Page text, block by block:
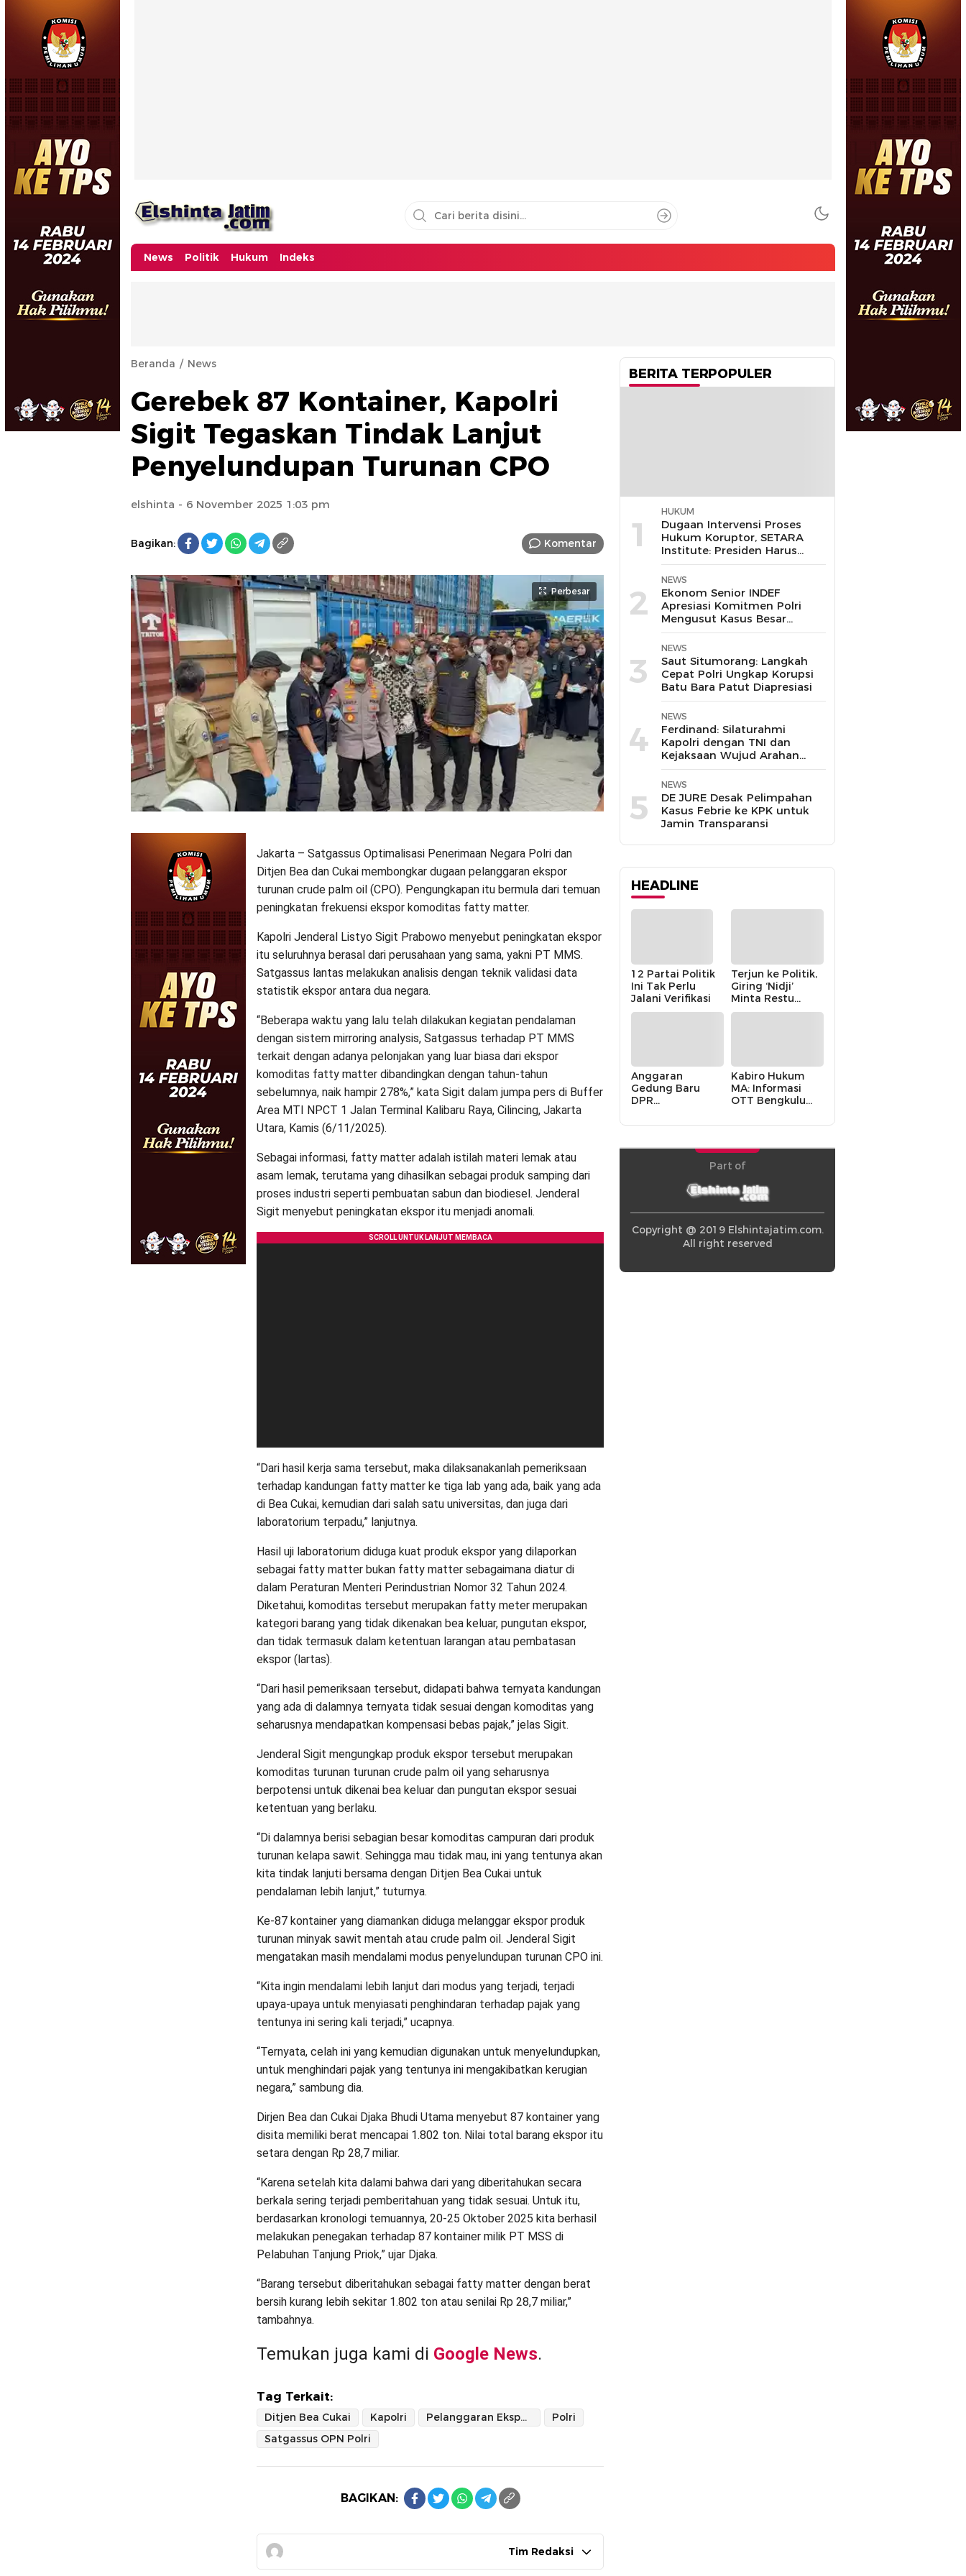
News Politik Hukum Indeks
Beranda News
Gerebek 87 Kontainer, Kapolri
Sigit Tegaskan Tindak Lanjut
Penyelundupan Turunan CPO
elshinta - 6 November 2025 1:03 pm
Bagikan: Komentar
Perbesar
Jakarta – Satgassus Optimalisasi Penerimaan Negara Polri dan
Ditjen Bea dan Cukai membongkar dugaan pelanggaran ekspor
turunan crude palm oil (CPO). Pengungkapan itu bermula dari temuan
peningkatan frekuensi ekspor komoditas fatty matter.
Kapolri Jenderal Listyo Sigit Prabowo menyebut peningkatan ekspor
itu seluruhnya berasal dari perusahaan yang sama, yakni PT MMS.
Satgassus lantas melakukan analisis dengan teknik validasi data
statistik ekspor antara dua negara.
“Beberapa waktu yang lalu telah dilakukan kegiatan pendalaman
dengan sistem mirroring analysis, Satgassus terhadap PT MMS
terkait dengan adanya pelonjakan yang luar biasa dari ekspor
komoditas fatty matter dibandingkan dengan tahun-tahun
sebelumnya, naik hampir 278%,” kata Sigit dalam jumpa pers di Buffer
Area MTI NPCT 1 Jalan Terminal Kalibaru Raya, Cilincing, Jakarta
Utara, Kamis (6/11/2025).
Sebagai informasi, fatty matter adalah istilah materi lemak atau
asam lemak, terutama yang dihasilkan sebagai produk samping dari
proses industri seperti pembuatan sabun dan biodiesel. Jenderal
Sigit menyebut peningkatan ekspor itu menjadi anomali.
“Dari hasil kerja sama tersebut, maka dilaksanakanlah pemeriksaan
terhadap kandungan fatty matter ke tiga lab yang ada, baik yang ada
di Bea Cukai, kemudian dari salah satu universitas, dan juga dari
laboratorium terpadu,” lanjutnya.
Hasil uji laboratorium diduga kuat produk ekspor yang dilaporkan
sebagai fatty matter bukan fatty matter sebagaimana diatur di
dalam Peraturan Menteri Perindustrian Nomor 32 Tahun 2024.
Diketahui, komoditas tersebut merupakan fatty meter merupakan
kategori barang yang tidak dikenakan bea keluar, pungutan ekspor,
dan tidak termasuk dalam ketentuan larangan atau pembatasan
ekspor (lartas).
“Dari hasil pemeriksaan tersebut, didapati bahwa ternyata kandungan
yang ada di dalamnya ternyata tidak sesuai dengan komoditas yang
seharusnya mendapatkan kompensasi bebas pajak,” jelas Sigit.
Jenderal Sigit mengungkap produk ekspor tersebut merupakan
komoditas turunan turunan crude palm oil yang seharusnya
berpotensi untuk dikenai bea keluar dan pungutan ekspor sesuai
ketentuan yang berlaku.
“Di dalamnya berisi sebagian besar komoditas campuran dari produk
turunan kelapa sawit. Sehingga mau tidak mau, ini yang tentunya akan
kita tindak lanjuti bersama dengan Ditjen Bea Cukai untuk
pendalaman lebih lanjut,” tuturnya.
Ke-87 kontainer yang diamankan diduga melanggar ekspor produk
turunan minyak sawit mentah atau crude palm oil. Jenderal Sigit
mengatakan masih mendalami modus penyelundupan turunan CPO ini.
“Kita ingin mendalami lebih lanjut dari modus yang terjadi, terjadi
upaya-upaya untuk menyiasati penghindaran terhadap pajak yang
tentunya ini sering kali terjadi,” ucapnya.
“Ternyata, celah ini yang kemudian digunakan untuk menyelundupkan,
untuk menghindari pajak yang tentunya ini mengakibatkan kerugian
negara,” sambung dia.
Dirjen Bea dan Cukai Djaka Bhudi Utama menyebut 87 kontainer yang
disita memiliki berat mencapai 1.802 ton. Nilai total barang ekspor itu
setara dengan Rp 28,7 miliar.
“Karena setelah kita dalami bahwa dari yang diberitahukan secara
berkala sering terjadi pemberitahuan yang tidak sesuai. Untuk itu,
berdasarkan kronologi temuannya, 20-25 Oktober 2025 kita berhasil
melakukan penegakan terhadap 87 kontainer milik PT MSS di
Pelabuhan Tanjung Priok,” ujar Djaka.
“Barang tersebut diberitahukan sebagai fatty matter dengan berat
bersih kurang lebih sekitar 1.802 ton atau senilai Rp 28,7 miliar,”
tambahnya.
Temukan juga kami di Google News.
Tag Terkait:
Ditjen Bea Cukai Kapolri Pelanggaran Ekspor CPO
Polri
Satgassus OPN Polri
BAGIKAN:
Tim Redaksi
BERITA TERPOPULER
1
HUKUM
Dugaan Intervensi Proses
Hukum Koruptor, SETARA
Institute: Presiden Harus
Pastikan TNI Tak
Disalahgunakan
2
NEWS
Ekonom Senior INDEF
Apresiasi Komitmen Polri
Mengusut Kasus Besar
hingga Tuntas
3
NEWS
Saut Situmorang: Langkah
Cepat Polri Ungkap Korupsi
Batu Bara Patut Diapresiasi
4
NEWS
Ferdinand: Silaturahmi
Kapolri dengan TNI dan
Kejaksaan Wujud Arahan
Presiden Prabowo
5
NEWS
DE JURE Desak Pelimpahan
Kasus Febrie ke KPK untuk
Jamin Transparansi
HEADLINE
12 Partai Politik
Ini Tak Perlu
Jalani Verifikasi
Terjun ke Politik,
Giring ‘Nidji’
Minta Restu
Keluarga
Anggaran
Gedung Baru
DPR
Cair karena
Budi” Pemerintah
Kabiro Hukum
MA: Informasi
OTT Bengkulu
Internal MA
Part of
Copyright @ 2019 Elshintajatim.com.
All right reserved